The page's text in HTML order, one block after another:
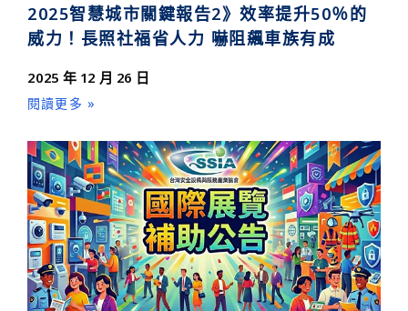
2025智慧城市關鍵報告2》效率提升50％的
威力！長照社福省人力 嚇阻飆車族有成
2025 年 12 月 26 日
閱讀更多 »